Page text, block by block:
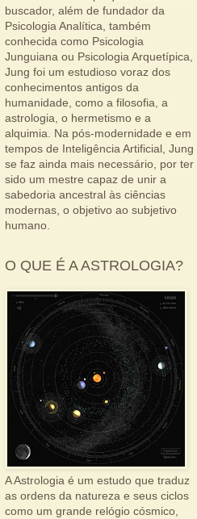
buscador, além de fundador da
Psicologia Analítica, também
conhecida como Psicologia
Junguiana ou Psicologia Arquetípica,
Jung foi um estudioso voraz dos
conhecimentos antigos da
humanidade, como a filosofia, a
astrologia, o hermetismo e a
alquimia. Na pós-modernidade e em
tempos de Inteligência Artificial, Jung
se faz ainda mais necessário, por ter
sido um mestre capaz de unir a
sabedoria ancestral às ciências
modernas, o objetivo ao subjetivo
humano.
O QUE É A ASTROLOGIA?
A Astrologia é um estudo que traduz
as ordens da natureza e seus ciclos
como um grande relógio cósmico,